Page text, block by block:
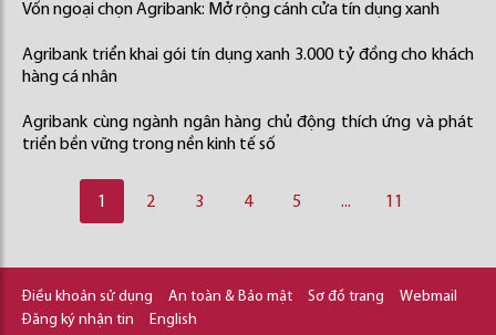
Vốn ngoại chọn Agribank: Mở rộng cánh cửa tín dụng xanh
Agribank triển khai gói tín dụng xanh 3.000 tỷ đồng cho khách
hàng cá nhân
Agribank cùng ngành ngân hàng chủ động thích ứng và phát
triển bền vững trong nền kinh tế số
1 2 3 4 5 ... 11
Điều khoản sử dụng An toàn & Bảo mật Sơ đồ trang
Webmail
Đăng ký nhận tin
English